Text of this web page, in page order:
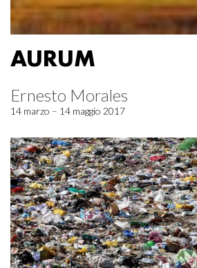
AURUM
Ernesto Morales
14 marzo – 14 maggio 2017